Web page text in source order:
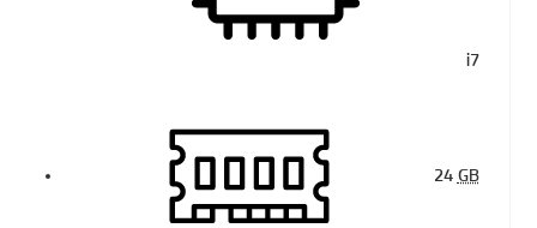
i7
24GB